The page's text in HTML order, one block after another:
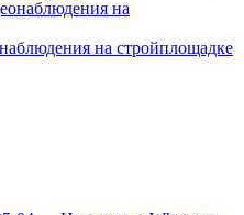
на стройплощадке